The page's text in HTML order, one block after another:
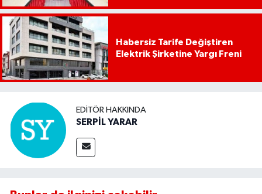
Habersiz Tarife Değiştiren
Elektrik Şirketine Yargı Freni
EDITÖR HAKKINDA
SERPİL YARAR